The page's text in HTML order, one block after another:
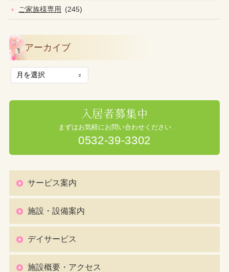
ご家族様専用 (245)
アーカイブ
入居者募集中
まずはお気軽にお問い合わせください
0532-39-3302
サービス案内
施設・設備案内
デイサービス
施設概要・アクセス